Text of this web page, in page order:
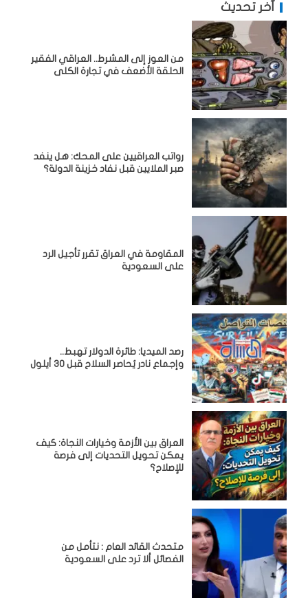
آخر تحديث
من العوز إلى المشرط.. العراقي الفقير
الحلقة الأضعف في تجارة الكلى
رواتب العراقيين على المحك: هل ينفد
صبر الملايين قبل نفاد خزينة الدولة؟
المقاومة في العراق تقرر تأجيل الرد
على السعودية
رصد الميديا: طائرة الدولار تهبط..
وإجماع نادر يُحاصر السلاح قبل 30 أيلول
العراق بين الأزمة وخيارات النجاة: كيف
يمكن تحويل التحديات إلى فرصة
للإصلاح؟
متحدث القائد العام : نتأمل من
الفصائل ألا ترد على السعودية